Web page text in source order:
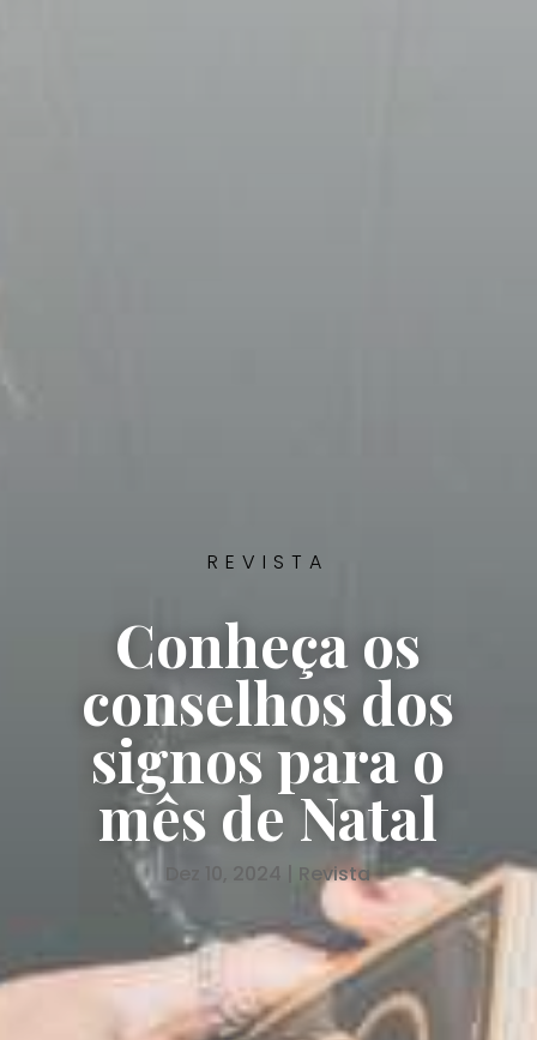
REVISTA
Conheça os
conselhos dos
signos para o
mês de Natal
Dez 10, 2024 | Revista